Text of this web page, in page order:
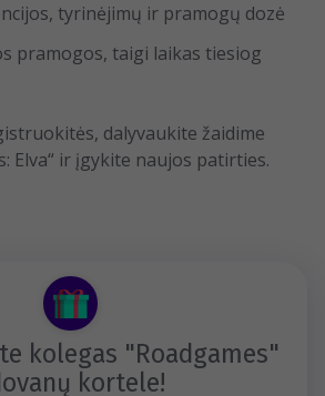
tyrinėjimų ir pramogų dozė
pramogos, taigi laikas tiesiog
dalyvaukite žaidime
Elva“ ir įgykite naujos patirties.
kolegas "Roadgames"
kortele!